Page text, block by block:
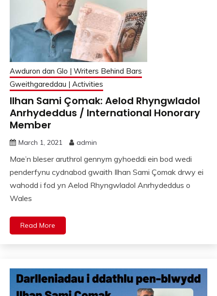
Awduron dan Glo | Writers Behind Bars
Gweithgareddau | Activities
Ilhan Sami Çomak: Aelod Rhyngwladol
Anrhydeddus / International Honorary
Member
March 1, 2021 admin
Mae’n bleser aruthrol gennym gyhoeddi ein bod wedi
penderfynu cydnabod gwaith Ilhan Sami Çomak drwy ei
wahodd i fod yn Aelod Rhyngwladol Anrhydeddus o
Wales
Read More